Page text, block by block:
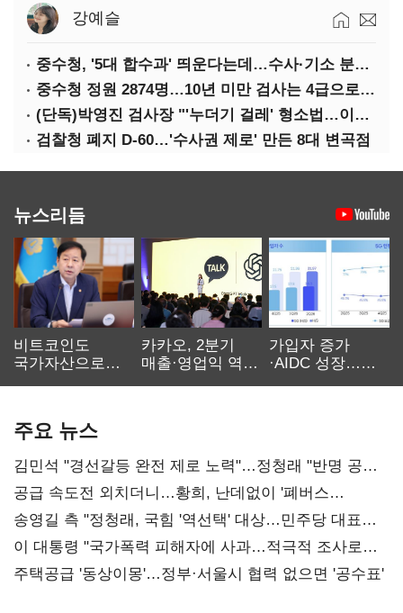
강예슬
중수청, '5대 합수과' 띄운다는데…수사·기소 분리로 협력방안 '부재'
중수청 정원 2874명…10년 미만 검사는 4급으로 임용
(단독)박영진 검사장 "'누더기 걸레' 형소법…이재명 대통령 책임져야"
검찰청 폐지 D-60…'수사권 제로' 만든 8대 변곡점
뉴스리듬
비트코인도
국가자산으로…'
카카오, 2분기
매출·영업익 역대
가입자 증가
·AIDC 성장…
주요 뉴스
김민석 "경선갈등 완전 제로 노력"…정청래 "반명 공세
사과부터"
공급 속도전 외치더니…황희, 난데없이 '폐버스
리모델링' 제안
송영길 측 "정청래, 국힘 '역선택' 대상…민주당 대표로
총선 지휘 못해"
이 대통령 "국가폭력 피해자에 사과…적극적 조사로
진실 밝혀야"
주택공급 '동상이몽'…정부·서울시 협력 없으면 '공수표'